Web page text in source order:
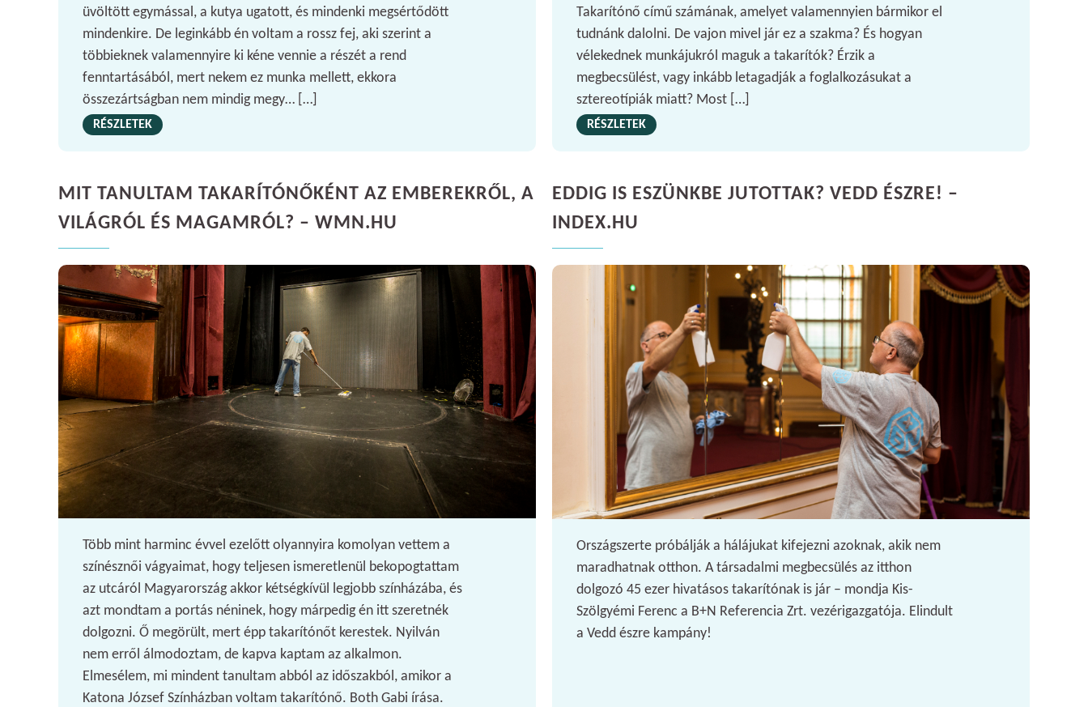
üvöltött egymással, a kutya ugatott, és mindenki megsértődött
mindenkire. De leginkább én voltam a rossz fej, aki szerint a
többieknek valamennyire ki kéne vennie a részét a rend
fenntartásából, mert nekem ez munka mellett, ekkora
összezártságban nem mindig megy… […]
RÉSZLETEK
Takarítónő című számának, amelyet valamennyien bármikor el
tudnánk dalolni. De vajon mivel jár ez a szakma? És hogyan
vélekednek munkájukról maguk a takarítók? Érzik a
megbecsülést, vagy inkább letagadják a foglalkozásukat a
sztereotípiák miatt? Most […]
RÉSZLETEK
MIT TANULTAM TAKARÍTÓNŐKÉNT AZ EMBEREKRŐL, A
VILÁGRÓL ÉS MAGAMRÓL? – WMN.HU
Több mint harminc évvel ezelőtt olyannyira komolyan vettem a
színésznői vágyaimat, hogy teljesen ismeretlenül bekopogtattam
az utcáról Magyarország akkor kétségkívül legjobb színházába, és
azt mondtam a portás néninek, hogy márpedig én itt szeretnék
dolgozni. Ő megörült, mert épp takarítónőt kerestek. Nyilván
nem erről álmodoztam, de kapva kaptam az alkalmon.
Elmesélem, mi mindent tanultam abból az időszakból, amikor a
Katona József Színházban voltam takarítónő. Both Gabi írása.
EDDIG IS ESZÜNKBE JUTOTTAK? VEDD ÉSZRE! –
INDEX.HU
Országszerte próbálják a hálájukat kifejezni azoknak, akik nem
maradhatnak otthon. A társadalmi megbecsülés az itthon
dolgozó 45 ezer hivatásos takarítónak is jár – mondja Kis-
Szölgyémi Ferenc a B+N Referencia Zrt. vezérigazgatója. Elindult
a Vedd észre kampány!